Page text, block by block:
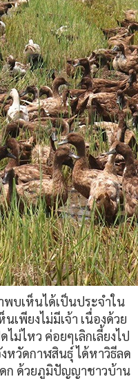
พบเห็นได้เป็นประจำใน
เพียงไม่มีเจ้า เนื่องด้วย
ม่ไหว ค่อยๆเลิกเลี้ยงไป
หวัดกาฬสินธุ์ ได้หาวิธีลด
ดก ด้วยภูมิปัญญาชาวบ้าน